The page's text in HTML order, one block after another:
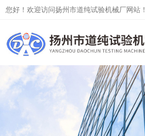
您好！欢迎访问扬州市道纯试验机械厂网站！